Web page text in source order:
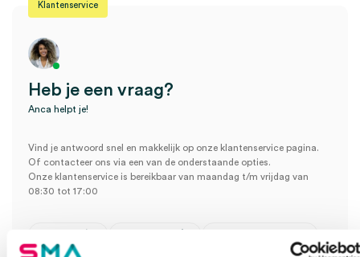
Klantenservice
Heb je een vraag?
Anca helpt je!
Vind je antwoord snel en makkelijk op onze klantenservice pagina.
Of contacteer ons via een van de onderstaande opties.
Onze klantenservice is bereikbaar van maandag t/m vrijdag van
08:30 tot 17:00